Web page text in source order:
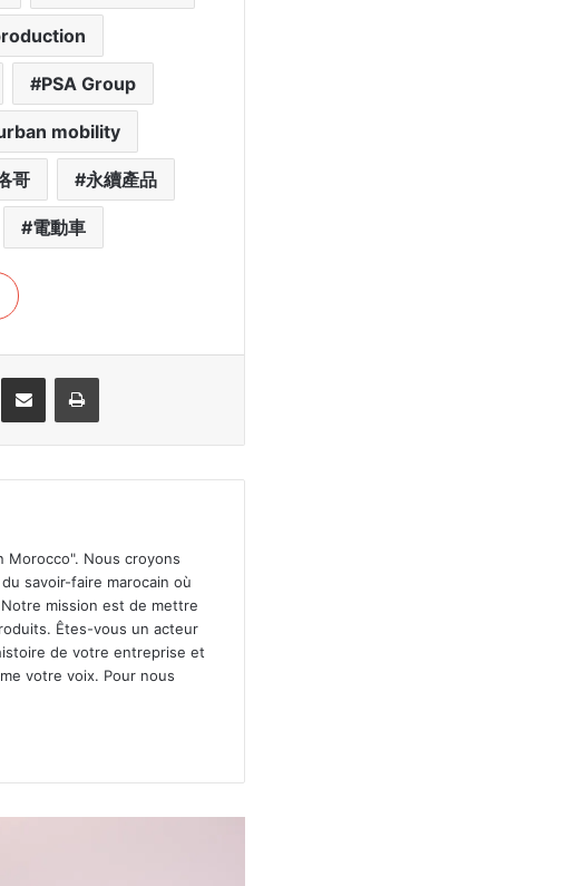
PSA Group
mobility
哥 永續產品
電動車
Share via Email Print
Morocco". Nous croyons
savoir-faire marocain où
mission est de mettre
Êtes-vous un acteur
de votre entreprise et
votre voix. Pour nous